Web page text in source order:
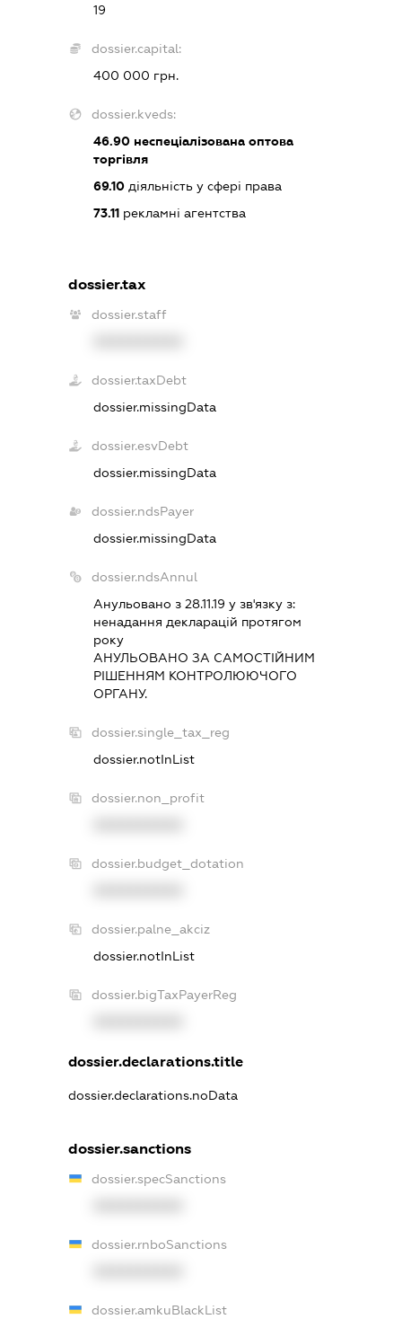
19
dossier.capital:
400 000 грн.
dossier.kveds:
46.90неспеціалізована оптова
торгівля
69.10діяльність у сфері права
73.11рекламні агентства
dossier.tax
dossier.staff
dossier.taxDebt
dossier.missingData
dossier.esvDebt
dossier.missingData
dossier.ndsPayer
dossier.missingData
dossier.ndsAnnul
Анульовано з 28.11.19 у зв'язку з:
ненадання декларацiй протягом
року
АНУЛЬОВАНО ЗА САМОСТIЙНИМ
РIШЕННЯМ КОНТРОЛЮЮЧОГО
ОРГАНУ.
dossier.single_tax_reg
dossier.notInList
dossier.non_profit
dossier.budget_dotation
dossier.palne_akciz
dossier.notInList
dossier.bigTaxPayerReg
dossier.declarations.title
dossier.declarations.noData
dossier.sanctions
dossier.specSanctions
dossier.rnboSanctions
dossier.amkuBlackList